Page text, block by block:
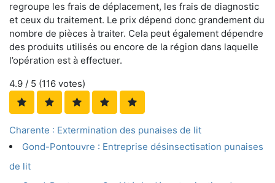
regroupe les frais de déplacement, les frais de diagnostic
et ceux du traitement. Le prix dépend donc grandement du
nombre de pièces à traiter. Cela peut également dépendre
des produits utilisés ou encore de la région dans laquelle
l’opération est à effectuer.
4.9 / 5 (116 votes)
Charente : Extermination des punaises de lit
Gond-Pontouvre : Entreprise désinsectisation punaises
de lit